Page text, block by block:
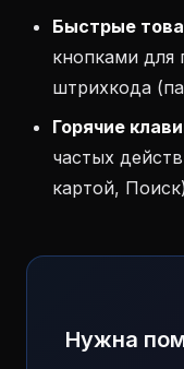
Быстрые
кнопками для
штрихкода
Горячие
частых
картой,
Нужна